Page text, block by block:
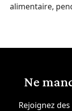
alimentaire,
Ne
Rejoignez